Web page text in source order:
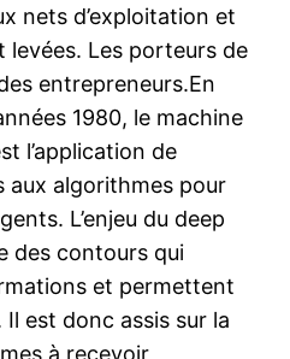
nets d’exploitation et
Les porteurs de
entrepreneurs.En
1980, le machine
l’application de
aux algorithmes pour
L’enjeu du deep
des contours qui
et permettent
est donc assis sur la
à recevoir